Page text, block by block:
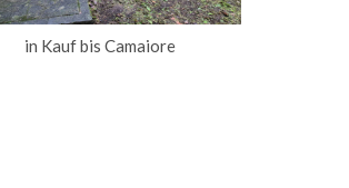
in Kauf bis Camaiore